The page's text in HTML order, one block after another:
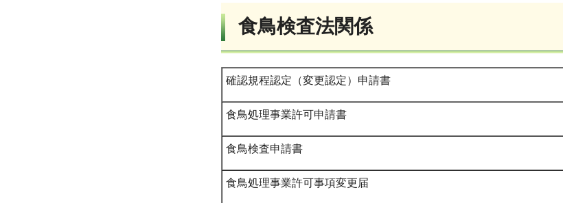
食鳥検査法関係
確認規程認定（変更認定）申請書
食鳥処理事業許可申請書
食鳥検査申請書
食鳥処理事業許可事項変更届